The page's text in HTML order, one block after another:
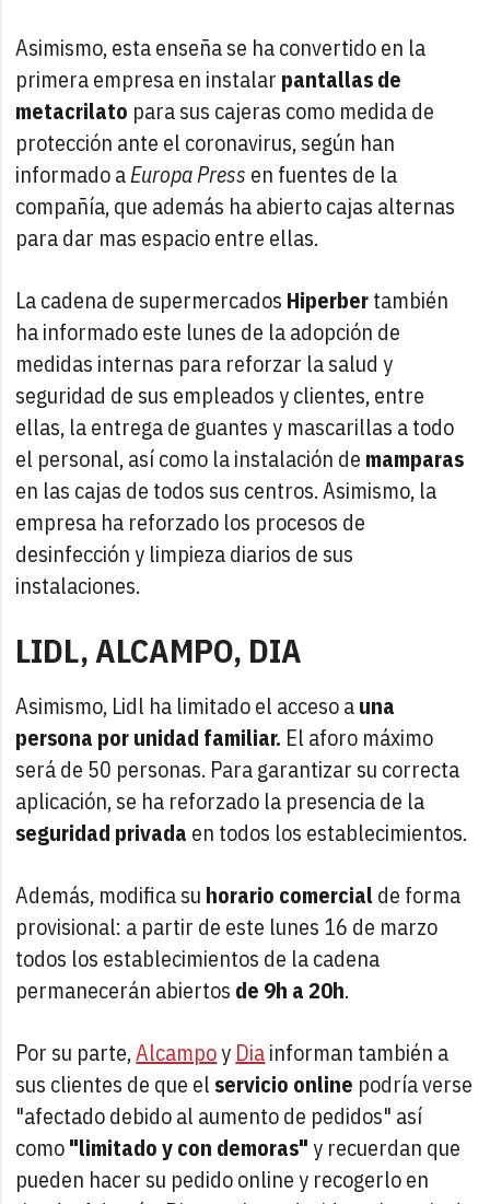
Asimismo, esta enseña se ha convertido en la
primera empresa en instalar pantallas de
metacrilato para sus cajeras como medida de
protección ante el coronavirus, según han
informado aEuropa Press en fuentes de la
compañía, que además ha abierto cajas alternas
para dar mas espacio entre ellas.
La cadena de supermercados Hiperbertambién
ha informado este lunes de la adopción de
medidas internas para reforzar la salud y
seguridad de sus empleados y clientes, entre
ellas, la entrega de guantes y mascarillas a todo
el personal, así como la instalación de mamparas
en las cajas de todos sus centros. Asimismo, la
empresa ha reforzado los procesos de
desinfección y limpieza diarios de sus
instalaciones.
LIDL, ALCAMPO, DIA
Asimismo, Lidl ha limitado el acceso auna
persona por unidad familiar. El aforo máximo
será de 50 personas. Para garantizar su correcta
aplicación, se ha reforzado la presencia de la
seguridad privada en todos los establecimientos.
Además, modifica su horario comercialde forma
provisional: a partir de este lunes 16 de marzo
todos los establecimientos de la cadena
permanecerán abiertos de 9h a 20h.
Por su parte,Alcampoy Diainforman también a
sus clientes de que el servicio online podría verse
"afectado debido al aumento de pedidos" así
como"limitado y con demoras"y recuerdan que
pueden hacer su pedido online y recogerlo en